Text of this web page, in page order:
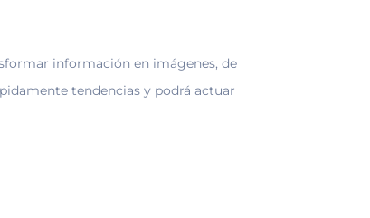
información en imágenes, de
tendencias y podrá actuar